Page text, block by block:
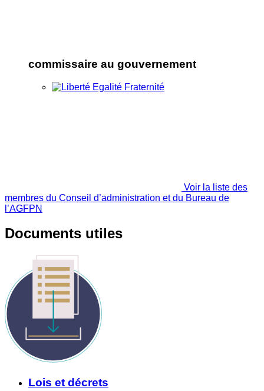
commissaire au gouvernement
Voir la liste des
membres du Conseil d’administration et du Bureau de
l’AGFPN
Documents utiles
Lois et décrets